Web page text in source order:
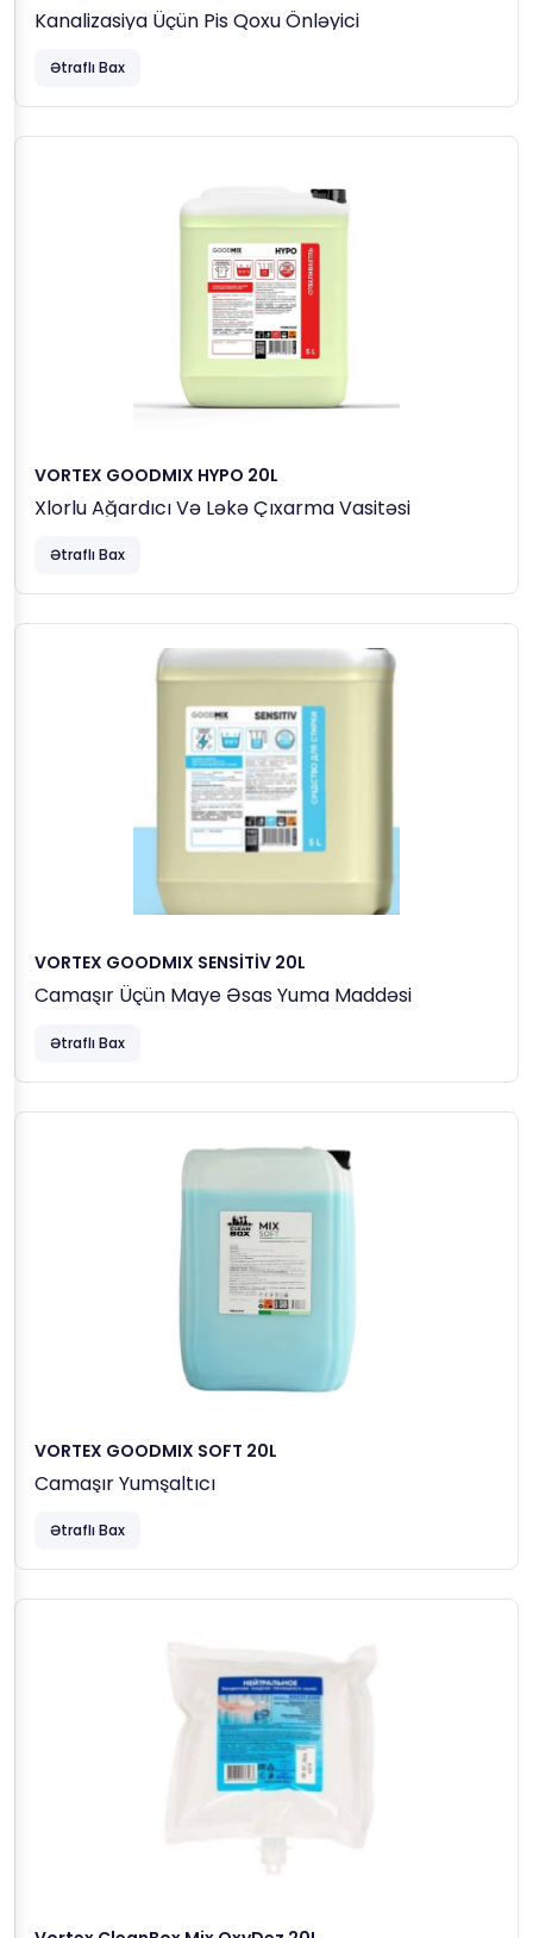
Kanalizasiya Üçün Pis Qoxu Önləyici
Ətraflı Bax
VORTEX GOODMIX HYPO 20L
Xlorlu Ağardıcı Və Ləkə Çıxarma Vasitəsi
Ətraflı Bax
VORTEX GOODMIX SENSİTİV 20L
Camaşır Üçün Maye Əsas Yuma Maddəsi
Ətraflı Bax
VORTEX GOODMIX SOFT 20L
Camaşır Yumşaltıcı
Ətraflı Bax